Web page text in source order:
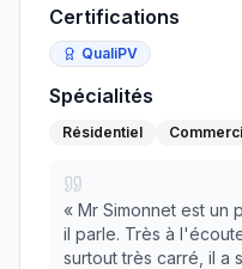
Certifications
QualiPV
Spécialités
Résidentiel
« Mr Simonnet est un
il parle. Très à
surtout très carré, il a